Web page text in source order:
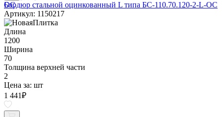
Бордюр стальной оцинкованный L типа БС-110.70.120-2-L-ОС
Артикул: 1150217
Длина
1200
Ширина
70
Толщина верхней части
2
Цена за: шт
1 441₽